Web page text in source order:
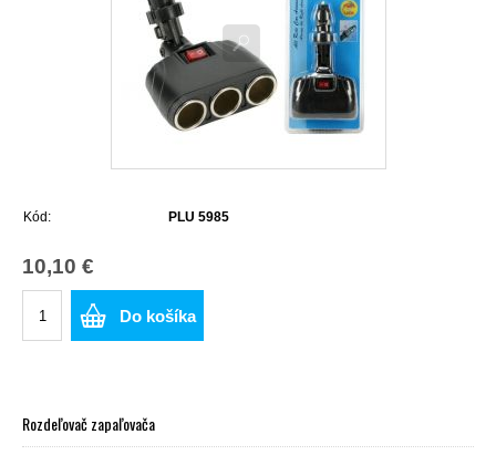
Kód: PLU 5985
10,10 €
Do košíka
Rozdeľovač zapaľovača